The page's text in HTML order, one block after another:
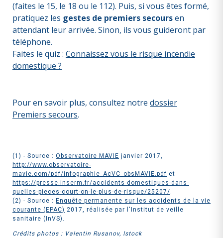
(faites le 15, le 18 ou le 112). Puis, si vous êtes formé,
pratiquez les gestes de premiers secoursen
attendant leur arrivée. Sinon, ils vous guideront par
téléphone.
Faites le quiz : Connaissez vous le risque incendie
domestique ?
Pour en savoir plus, consultez notre dossier
Premiers secours.
(1) - Source : Observatoire MAVIE janvier 2017,
http://www.observatoire-
mavie.com/pdf/infographie_AcVC_obsMAVIE.pdf et
https://presse.inserm.fr/accidents-domestiques-dans-
quelles-pieces-court-on-le-plus-de-risque/25207/.
(2) - Source : Enquête permanente sur les accidents de la vie
courante (EPAC) 2017, réalisée par l'Institut de veille
sanitaire (InVS).
Crédits photos : Valentin Rusanov, Istock